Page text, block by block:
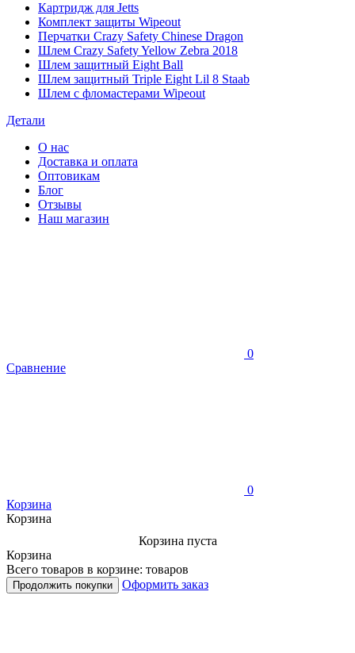
Картридж для Jetts
Комплект защиты Wipeout
Перчатки Crazy Safety Chinese Dragon
Шлем Crazy Safety Yellow Zebra 2018
Шлем защитный Eight Ball
Шлем защитный Triple Eight Lil 8 Staab
Шлем с фломастерами Wipeout
Детали
О нас
Доставка и оплата
Оптовикам
Блог
Отзывы
Наш магазин
0
Сравнение
0
Корзина
Корзина
Корзина пуста
Корзина
Всего товаров в корзине: товаров
Продолжить покупки Оформить заказ